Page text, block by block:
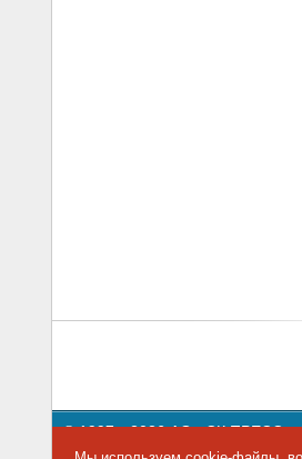
© 1997—2026 АО «СК ПРЕСС».
109147 г. Москва, ул.